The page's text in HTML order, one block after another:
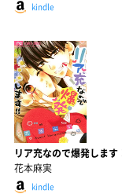
kindle
リア充なので爆発します
花本麻実
kindle